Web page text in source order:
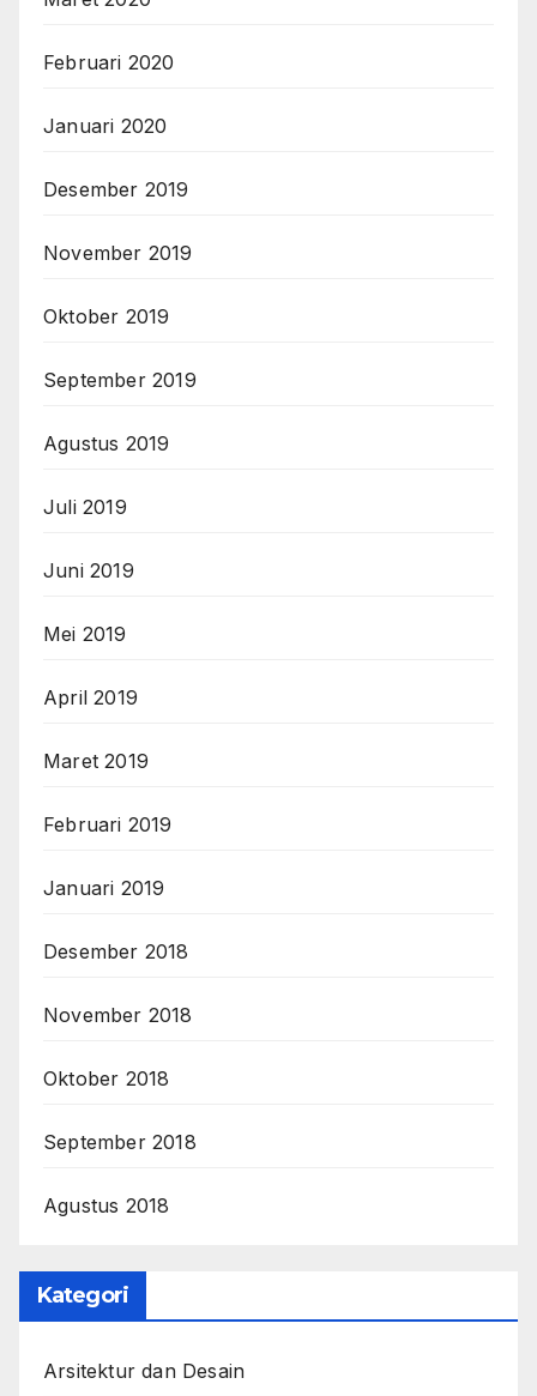
Februari 2020
Januari 2020
Desember 2019
November 2019
Oktober 2019
September 2019
Agustus 2019
Juli 2019
Juni 2019
Mei 2019
April 2019
Maret 2019
Februari 2019
Januari 2019
Desember 2018
November 2018
Oktober 2018
September 2018
Agustus 2018
Kategori
Arsitektur dan Desain